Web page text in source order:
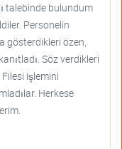
talebinde bulundum
Personelin
gösterdikleri özen,
Söz verdikleri
işlemini
Herkese